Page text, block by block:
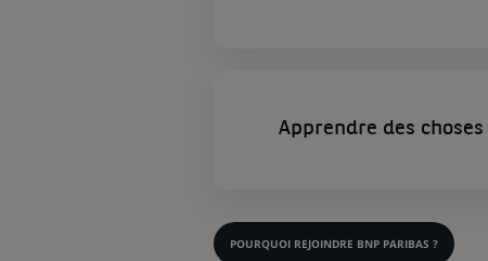
Apprendre des
POURQUOI REJOINDRE BNP PARIBAS ?